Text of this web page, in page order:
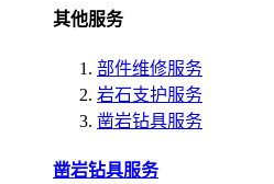
其他服务
部件维修服务
岩石支护服务
凿岩钻具服务
凿岩钻具服务